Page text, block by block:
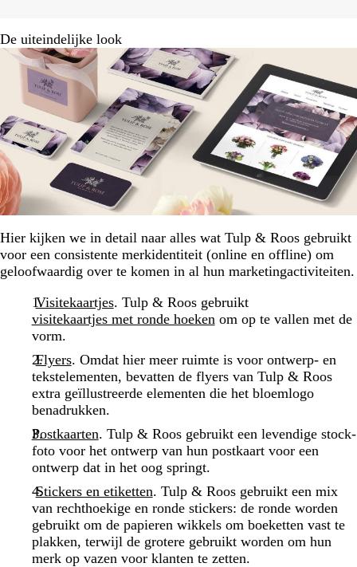
De uiteindelijke look
Hier kijken we in detail naar alles wat Tulp & Roos gebruikt
voor een consistente merkidentiteit (online en offline) om
geloofwaardig over te komen in al hun marketingactiviteiten.
Visitekaartjes. Tulp & Roos gebruikt
visitekaartjes met ronde hoeken om op te vallen met de
vorm.
Flyers. Omdat hier meer ruimte is voor ontwerp- en
tekstelementen, bevatten de flyers van Tulp & Roos
extra geïllustreerde elementen die het bloemlogo
benadrukken.
Postkaarten. Tulp & Roos gebruikt een levendige stock-
foto voor het ontwerp van hun postkaart voor een
ontwerp dat in het oog springt.
Stickers en etiketten. Tulp & Roos gebruikt een mix
van rechthoekige en ronde stickers: de ronde worden
gebruikt om de papieren wikkels om boeketten vast te
plakken, terwijl de grotere gebruikt worden om hun
merk op vazen voor klanten te zetten.